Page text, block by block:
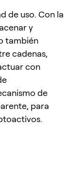
de uso. Con la
y
también
cadenas,
con
de
para